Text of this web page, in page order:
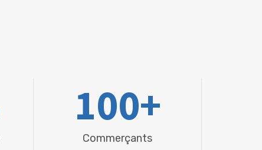
Commerçants
100+